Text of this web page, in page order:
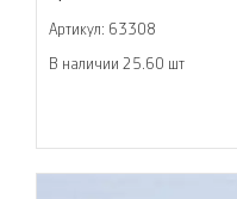
Артикул: 63308
В наличии 25.60 шт